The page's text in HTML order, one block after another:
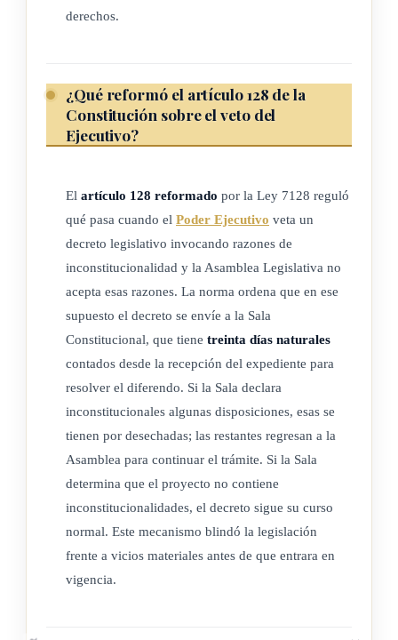
derechos.
¿Qué reformó el artículo 128 de la
Constitución sobre el veto del
Ejecutivo?
El artículo 128 reformado por la Ley 7128 reguló
qué pasa cuando el Poder Ejecutivo veta un
decreto legislativo invocando razones de
inconstitucionalidad y la Asamblea Legislativa no
acepta esas razones. La norma ordena que en ese
supuesto el decreto se envíe a la Sala
Constitucional, que tiene treinta días naturales
contados desde la recepción del expediente para
resolver el diferendo. Si la Sala declara
inconstitucionales algunas disposiciones, esas se
tienen por desechadas; las restantes regresan a la
Asamblea para continuar el trámite. Si la Sala
determina que el proyecto no contiene
inconstitucionalidades, el decreto sigue su curso
normal. Este mecanismo blindó la legislación
frente a vicios materiales antes de que entrara en
vigencia.